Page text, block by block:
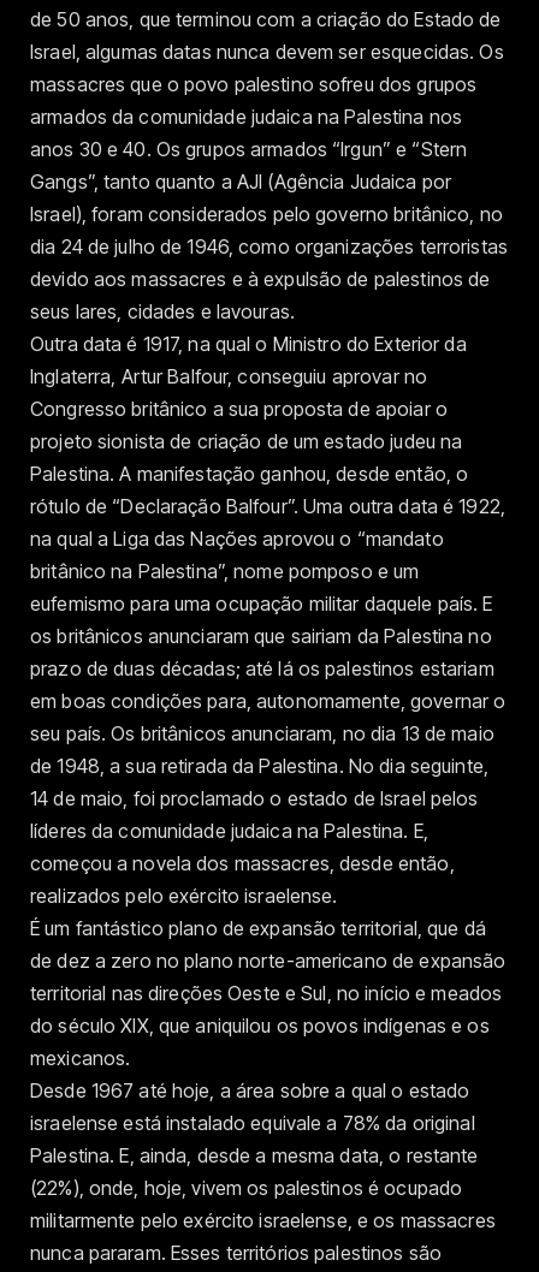
de 50 anos, que terminou com a criação do Estado de
Israel, algumas datas nunca devem ser esquecidas. Os
massacres que o povo palestino sofreu dos grupos
armados da comunidade judaica na Palestina nos
anos 30 e 40. Os grupos armados “Irgun” e “Stern
Gangs”, tanto quanto a AJI (Agência Judaica por
Israel), foram considerados pelo governo britânico, no
dia 24 de julho de 1946, como organizações terroristas
devido aos massacres e à expulsão de palestinos de
seus lares, cidades e lavouras.
Outra data é 1917, na qual o Ministro do Exterior da
Inglaterra, Artur Balfour, conseguiu aprovar no
Congresso britânico a sua proposta de apoiar o
projeto sionista de criação de um estado judeu na
Palestina. A manifestação ganhou, desde então, o
rótulo de “Declaração Balfour”. Uma outra data é 1922,
na qual a Liga das Nações aprovou o “mandato
britânico na Palestina”, nome pomposo e um
eufemismo para uma ocupação militar daquele país. E
os britânicos anunciaram que sairiam da Palestina no
prazo de duas décadas; até lá os palestinos estariam
em boas condições para, autonomamente, governar o
seu país. Os britânicos anunciaram, no dia 13 de maio
de 1948, a sua retirada da Palestina. No dia seguinte,
14 de maio, foi proclamado o estado de Israel pelos
líderes da comunidade judaica na Palestina. E,
começou a novela dos massacres, desde então,
realizados pelo exército israelense.
É um fantástico plano de expansão territorial, que dá
de dez a zero no plano norte-americano de expansão
territorial nas direções Oeste e Sul, no início e meados
do século XIX, que aniquilou os povos indígenas e os
mexicanos.
Desde 1967 até hoje, a área sobre a qual o estado
israelense está instalado equivale a 78% da original
Palestina. E, ainda, desde a mesma data, o restante
(22%), onde, hoje, vivem os palestinos é ocupado
militarmente pelo exército israelense, e os massacres
nunca pararam. Esses territórios palestinos são